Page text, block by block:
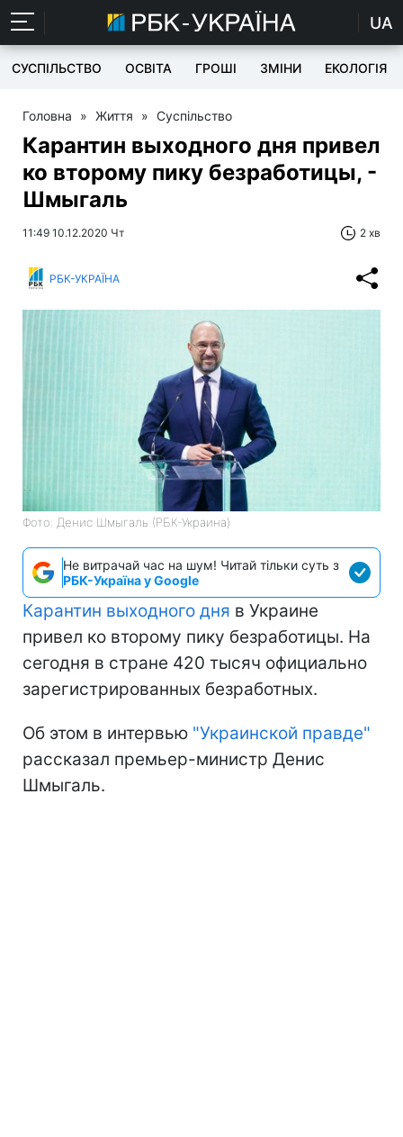
UA
СУСПІЛЬСТВО ОСВІТА ГРОШІ ЗМІНИ ЕКОЛОГІЯ
Головна » Життя » Суспільство
Карантин выходного дня привел
ко второму пику безработицы, -
Шмыгаль
11:49 10.12.2020 Чт 2 хв
РБК-УКРАЇНА
Фото: Денис Шмыгаль (РБК-Украина)
Не витрачай час на шум! Читай тільки суть з
РБК-Україна у Google
Карантин выходного дня в Украине
привел ко второму пику безработицы. На
сегодня в стране 420 тысяч официально
зарегистрированных безработных.
Об этом в интервью "Украинской правде"
рассказал премьер-министр Денис
Шмыгаль.